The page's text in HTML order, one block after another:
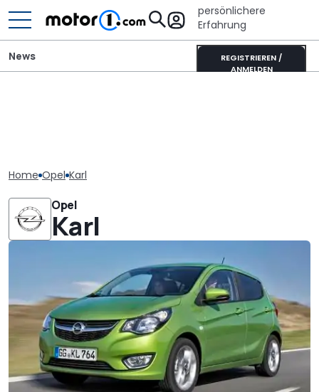
persönlichere
Erfahrung
REGISTRIEREN /
ANMELDEN
News
Home Opel Karl
Opel
Karl